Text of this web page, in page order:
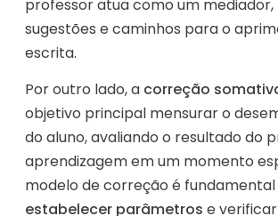
professor atua como um
sugestões e caminhos para o
escrita.
Por outro lado, a correção
objetivo principal mensurar o
do aluno, avaliando o resultado do
aprendizagem em um momento
modelo de correção é
estabelecer parâmetros e